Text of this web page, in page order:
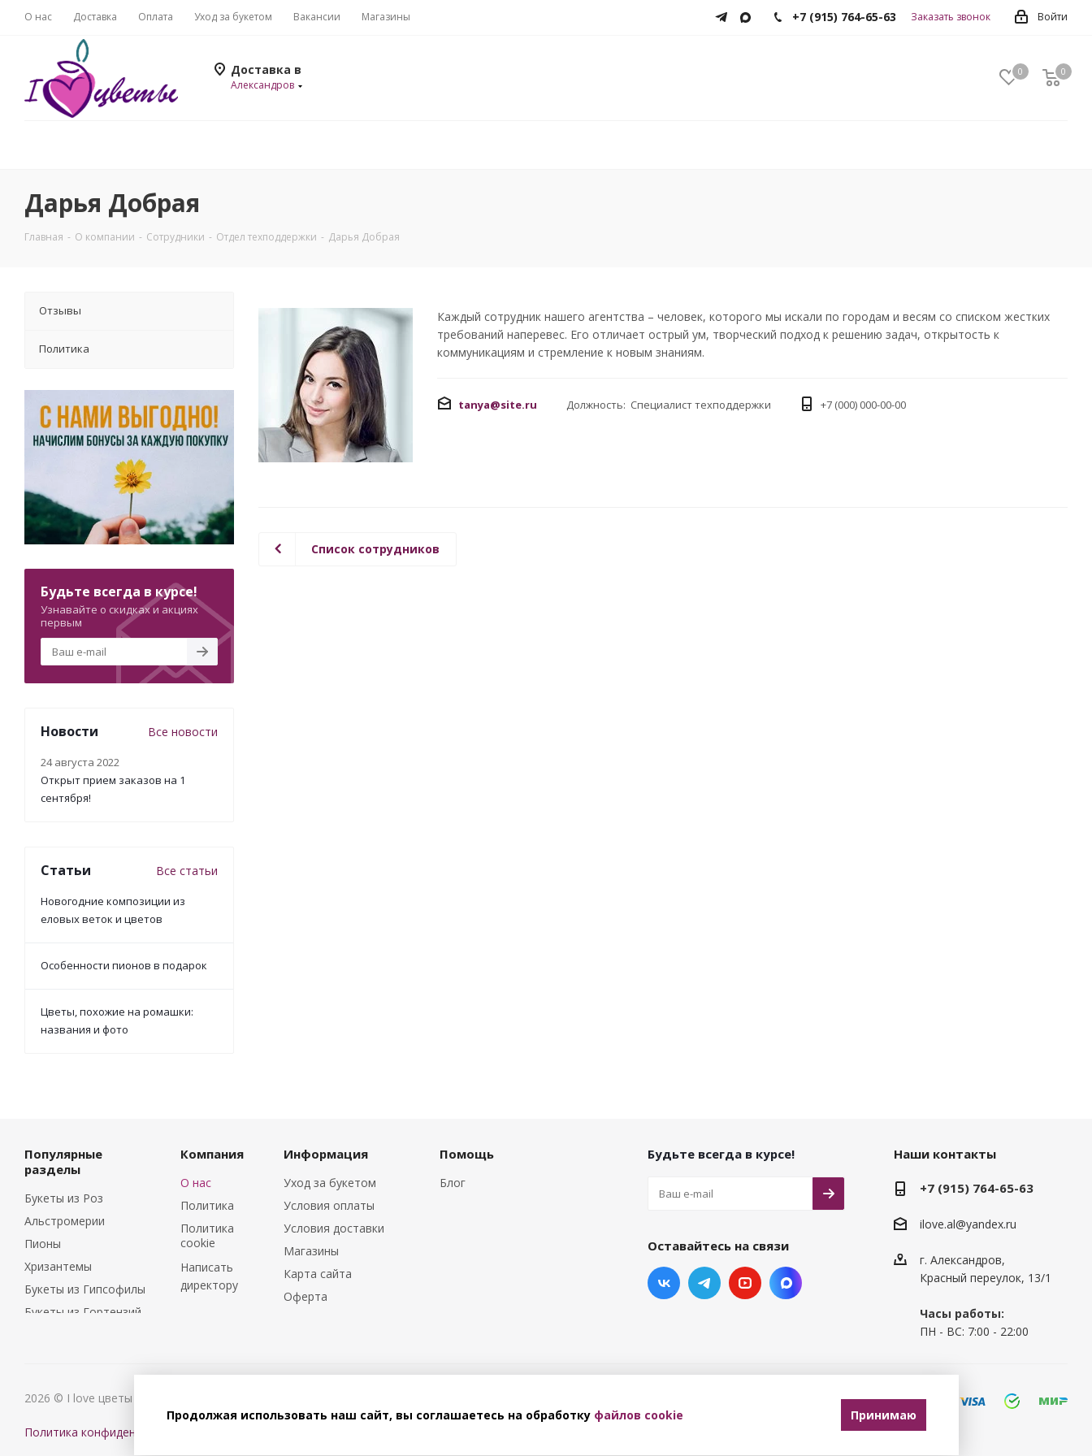
О нас Доставка Оплата Уход за букетом Вакансии Магазины Войти
+7 (915) 764-65-63 Заказать звонок
Доставка в
Александров
0 0
0
Дарья Добрая
Главная - О компании - Сотрудники - Отдел техподдержки - Дарья Добрая
Каждый сотрудник нашего агентства – человек, которого мы искали по городам и весям со списком жестких
требований наперевес. Его отличает острый ум, творческий подход к решению задач, открытость к
коммуникациям и стремление к новым знаниям.
tanya@site.ru Должность: Специалист техподдержки +7 (000) 000-00-00
Список сотрудников
Отзывы
Политика
Будьте всегда в курсе!
Узнавайте о скидках и акциях
первым
Новости Все новости
24 августа 2022
Открыт прием заказов на 1
сентября!
Статьи Все статьи
Новогодние композиции из
еловых веток и цветов
Особенности пионов в подарок
Цветы, похожие на ромашки:
названия и фото
Популярные
разделы
Букеты из Роз
Альстромерии
Пионы
Хризантемы
Букеты из Гипсофилы
Букеты из Гортензий
Подсолнухов
Букеты из Пион
Компания
О нас
Политика
Политика
cookie
Написать
директору
Информация
Уход за букетом
Условия оплаты
Условия доставки
Магазины
Карта сайта
Оферта
Помощь
Блог
Будьте всегда в курсе!
Оставайтесь на связи
Наши контакты
+7 (915) 764-65-63
ilove.al@yandex.ru
г. Александров,
Красный переулок, 13/1
Часы работы:
ПН - ВС: 7:00 - 22:00
2026 © I love цветы
Политика конфиденциальности
Продолжая использовать наш сайт, вы соглашаетесь на обработку файлов cookie Принимаю